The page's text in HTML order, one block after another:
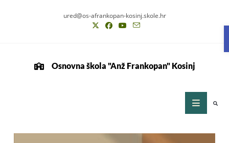
ured@os-afrankopan-kosinj.skole.hr
Osnovna škola "Anž Frankopan" Kosinj